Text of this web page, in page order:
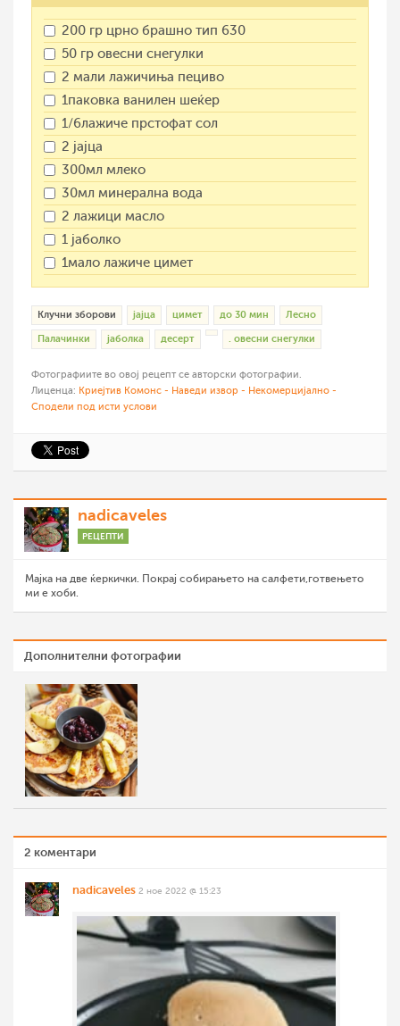
200 гр црно брашно тип 630
50 гр овесни снегулки
2 мали лажичиња пециво
1паковка ванилен шеќер
1/6лажиче прстофат сол
2 јајца
300мл млеко
30мл минерална вода
2 лажици масло
1 јаболко
1мало лажиче цимет
Клучни зборови јајца цимет до 30 мин Лесно
Палачинки јаболка десерт . овесни снегулки
Фотографиите во овој рецепт се авторски фотографии.
Лиценца: Криејтив Комонс - Наведи извор - Некомерцијално -
Сподели под исти услови
nadicaveles
РЕЦЕПТИ
Мајка на две ќеркички. Покрај собирањето на салфети,готвењето
ми е хоби.
Дополнителни фотографии
2 коментари
nadicaveles 2 ное 2022 @ 15:23